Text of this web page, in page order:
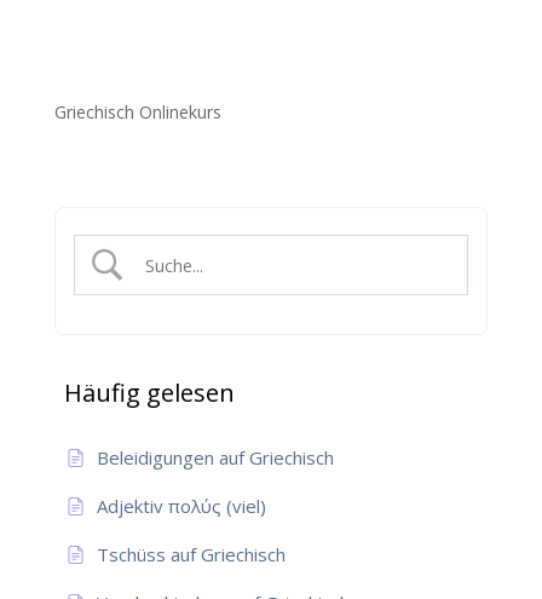
Griechisch Onlinekurs
Häufig gelesen
Beleidigungen auf Griechisch
Adjektiv πολύς (viel)
Tschüss auf Griechisch